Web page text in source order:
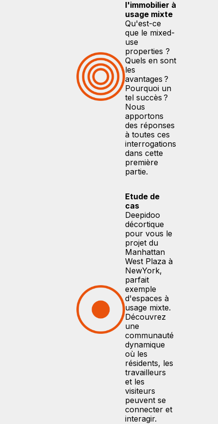
l'immobilier à
usage mixte
Qu'est-ce
que le mixed-
use
properties ?
Quels en sont
les
avantages ?
Pourquoi un
tel succès ?
Nous
apportons
des réponses
à toutes ces
interrogations
dans cette
première
partie.
Etude de
cas
Deepidoo
décortique
pour vous le
projet du
Manhattan
West Plaza à
NewYork,
parfait
exemple
d'espaces à
usage mixte.
Découvrez
une
communauté
dynamique
où les
résidents, les
travailleurs
et les
visiteurs
peuvent se
connecter et
interagir.